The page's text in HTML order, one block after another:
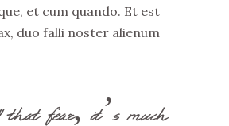
et cum quando. Et est
duo falli noster alienum
fear, it’s much